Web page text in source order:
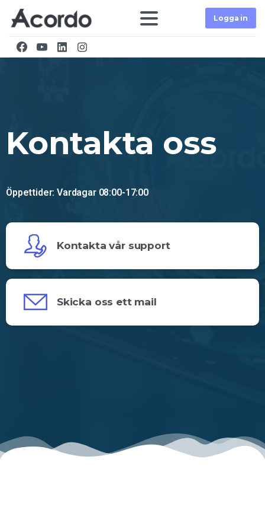
Logga in
Home Kontakt
Kontakta oss
Öppettider: Vardagar 08:00-17:00
Kontakta vår support
Skicka oss ett mail